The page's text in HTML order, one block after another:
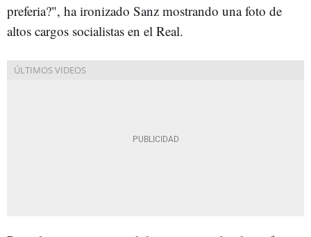
preferia?", ha ironizado Sanz mostrando una foto de
altos cargos socialistas en el Real.